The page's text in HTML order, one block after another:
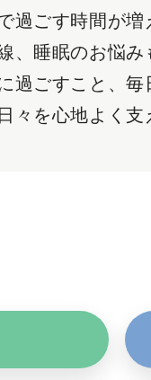
過ごす時間が増
、睡眠のお悩み
過ごすこと、毎
々を心地よく支